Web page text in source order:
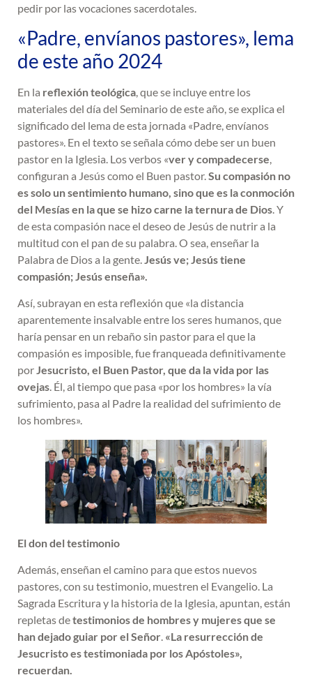
pedir por las vocaciones sacerdotales.
«Padre, envíanos pastores», lema
de este año 2024
En la reflexión teológica, que se incluye entre los
materiales del día del Seminario de este año, se explica el
significado del lema de esta jornada «Padre, envíanos
pastores». En el texto se señala cómo debe ser un buen
pastor en la Iglesia. Los verbos «ver y compadecerse,
configuran a Jesús como el Buen pastor.Su compasión no
es solo un sentimiento humano, sino que es la conmoción
del Mesías en la que se hizo carne la ternura de Dios. Y
de esta compasión nace el deseo de Jesús de nutrir a la
multitud con el pan de su palabra. O sea, enseñar la
Palabra de Dios a la gente.Jesús ve; Jesús tiene
compasión; Jesús enseña».
Así, subrayan en esta reflexión que «la distancia
aparentemente insalvable entre los seres humanos, que
haría pensar en un rebaño sin pastor para el que la
compasión es imposible, fue franqueada definitivamente
porJesucristo, el Buen Pastor, que da la vida por las
ovejas. Él, al tiempo que pasa «por los hombres» la vía
sufrimiento, pasa al Padre la realidad del sufrimiento de
los hombres».
El don del testimonio
Además,enseñan el camino para que estos nuevos
pastores, con su testimonio, muestren el Evangelio. La
Sagrada Escritura y la historia de la Iglesia, apuntan, están
repletas detestimonios de hombres y mujeres que se
han dejado guiar por el Señor. «La resurrección de
Jesucristo es testimoniada por los Apóstoles»,
recuerdan.